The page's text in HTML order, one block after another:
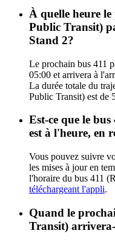
À quelle heure
Public Transit)
Stand 2?
Le prochain bus 411
05:00 et arrivera à
La durée totale du
Public Transit) est de
Est-ce que le
est à l'heure, en
Vous pouvez suivre
les mises à jour en
l'horaire du bus 411
téléchargeant l'appli.
Quand le
Transit)